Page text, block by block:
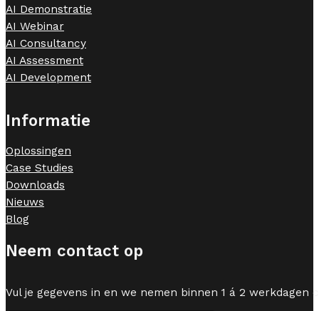
AI Demonstratie
AI Webinar
AI Consultancy
AI Assessment
AI Development
Informatie
Oplossingen
Case Studies
Downloads
Nieuws
Blog
Neem contact op
Vul je gegevens in en we nemen binnen 1 á 2 werkdagen